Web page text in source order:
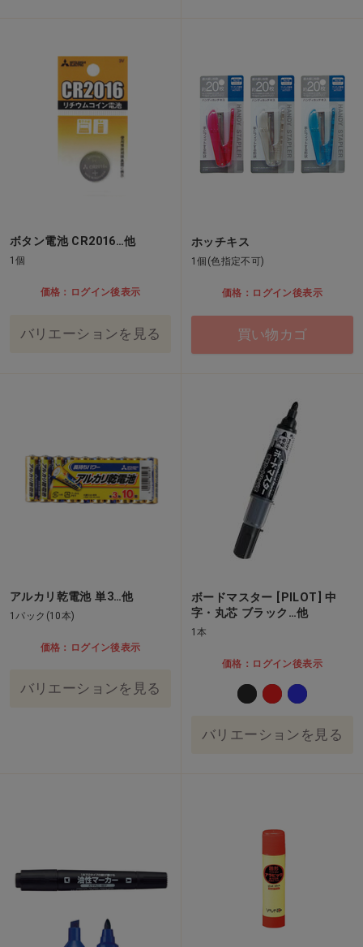
ボタン電池 CR2016…他
1個
価格：ログイン後表示
バリエーションを見る
ホッチキス
1個(色指定不可)
価格：ログイン後表示
買い物カゴ
アルカリ乾電池 単3…他
1パック(10本)
価格：ログイン後表示
バリエーションを見る
ボードマスター [PILOT] 中
字・丸芯 ブラック…他
1本
価格：ログイン後表示
バリエーションを見る